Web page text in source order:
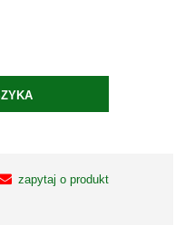
zapytaj o produkt